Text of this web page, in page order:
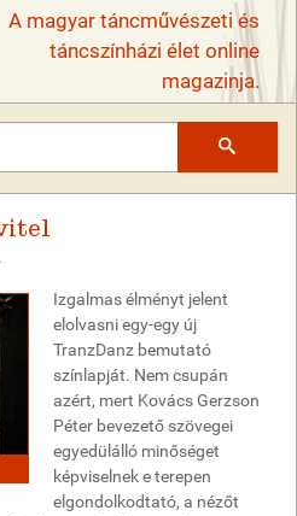
A magyar táncművészeti és
táncszínházi élet online
magazinja.
Izgalmas élményt jelent
elolvasni egy-egy új
TranzDanz bemutató
színlapját. Nem csupán
azért, mert Kovács Gerzson
Péter bevezető szövegei
egyedülálló minőséget
képviselnek e terepen
elgondolkodtató, a nézőt